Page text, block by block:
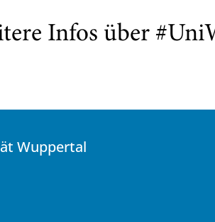
Infos über
Wuppertal